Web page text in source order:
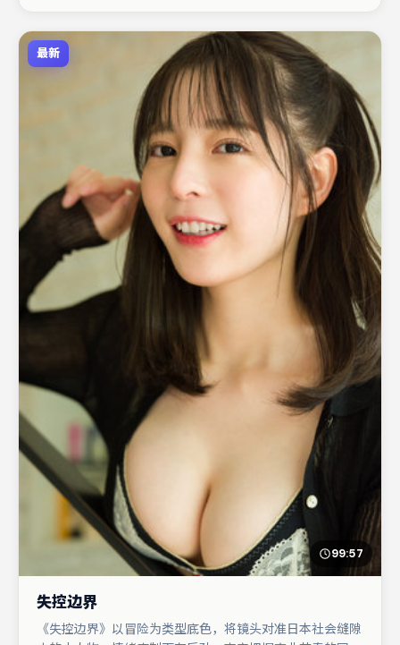
最新
99:57
失控边界
《失控边界》以冒险为类型底色，将镜头对准日本社会缝隙